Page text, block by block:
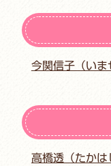
今関信子（いま
高橋透（たかは